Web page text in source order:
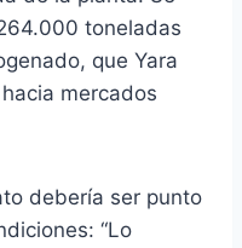
toneladas
que Yara
mercados
debería ser punto
“Lo